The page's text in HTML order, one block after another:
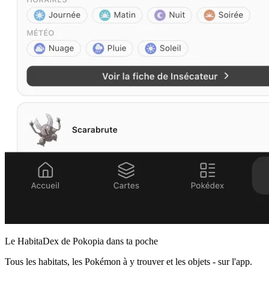
Le HabitaDex de Pokopia dans ta poche
Tous les habitats, les Pokémon à y trouver et les objets - sur l'app.